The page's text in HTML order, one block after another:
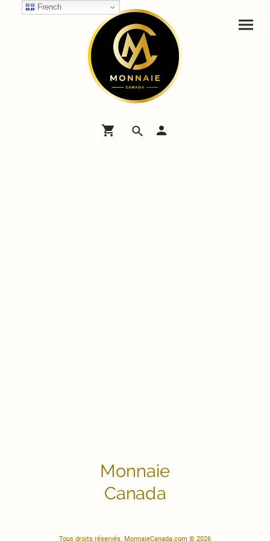
Monnaie
Canada
Tous droits réservés. MonnaieCanada.com © 2026
French